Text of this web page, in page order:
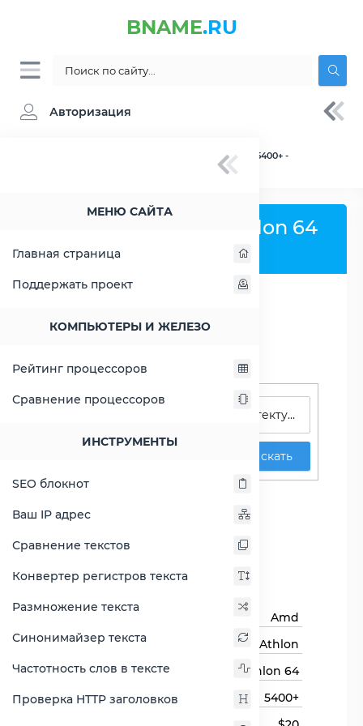
BNAME.RU
Авторизация
МЕНЮ САЙТА
Главная страница
Поддержать проект
КОМПЬЮТЕРЫ И ЖЕЛЕЗО
Рейтинг процессоров
Сравнение процессоров
ИНСТРУМЕНТЫ
SEO блокнот
Ваш IP адрес
Сравнение текстов
Конвертер регистров текста
Размножение текста
Синонимайзер текста
Частотность слов в тексте
Проверка HTTP заголовков
» Процессор AMD Athlon 64 X2 5400+ -
Процессор AMD Athlon 64
Искать
Athlon 64 X2 5400+
5400+
Основная информация
Amd
Семейство процессоров
Athlon
Линейка процессора
Athlon 64
Модель процессора
5400+